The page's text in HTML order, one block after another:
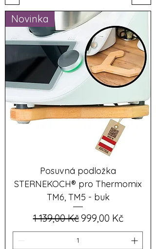
Novinka
Posuvná podložka
STERNEKOCH® pro Thermomix
TM6, TM5 - buk
Běžná cena
1 139,00 KčZvýhodněná cena
999,00 Kč